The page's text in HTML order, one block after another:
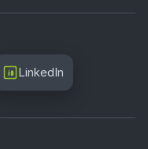
LinkedIn